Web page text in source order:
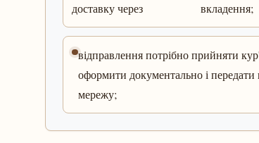
доставку через
вкладення;
відправлення потрібно прийняти
оформити документально і
мережу;